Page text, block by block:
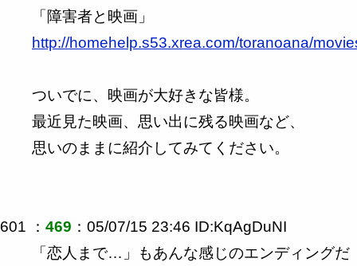
「障害者と映画」
http://homehelp.s53.xrea.com/toranoana/
ついでに、映画が大好きな皆様。
最近見た映画、思い出に残る映画など、
思いのままに紹介してみてください。
601 ： 469 ：05/07/15 23:46 ID:KqAgDuNI
「恋人まで…」もあんな感じのエンディングだ